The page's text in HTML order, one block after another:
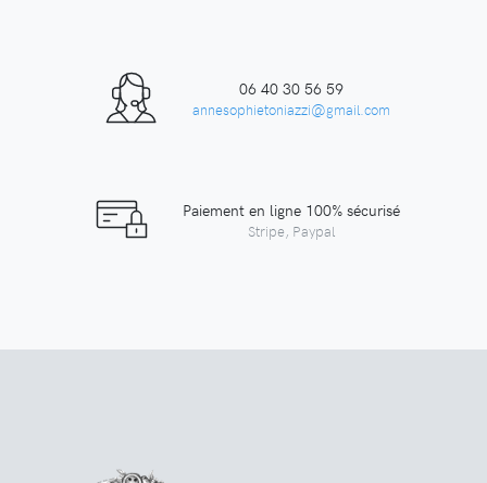
06 40 30 56 59
annesophietoniazzi@gmail.com
Paiement en ligne 100% sécurisé
Stripe, Paypal